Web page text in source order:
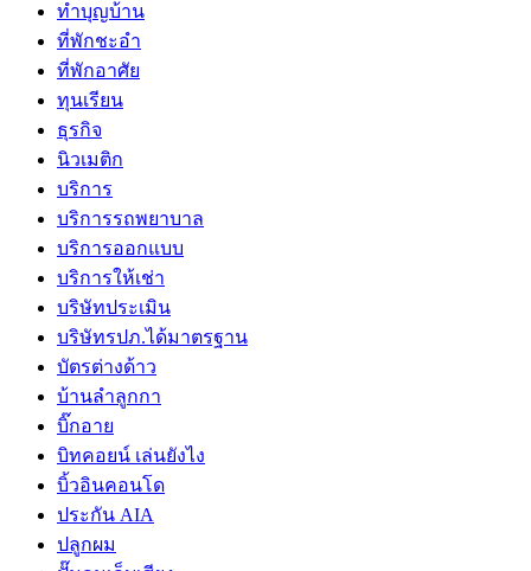
ทำบุญบ้าน
ที่พักชะอำ
ที่พักอาศัย
ทุนเรียน
ธุรกิจ
นิวเมติก
บริการ
บริการรถพยาบาล
บริการออกแบบ
บริการให้เช่า
บริษัทประเมิน
บริษัทรปภ.ได้มาตรฐาน
บัตรต่างด้าว
บ้านลำลูกกา
บิ๊กอาย
บิทคอยน์ เล่นยังไง
บิ้วอินคอนโด
ประกัน AIA
ปลูกผม